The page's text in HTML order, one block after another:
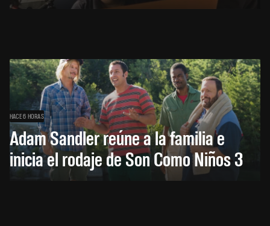
HACE 6 HORAS
Adam Sandler reúne a la familia e
inicia el rodaje de Son Como Niños 3